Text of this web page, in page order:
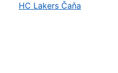
HC Lakers Čaňa